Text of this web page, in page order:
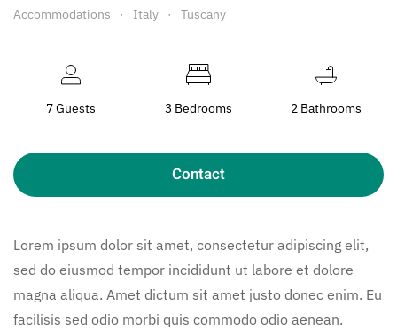
Accommodations Italy Tuscany
7 Guests 3 Bedrooms 2 Bathrooms
Contact
Lorem ipsum dolor sit amet, consectetur adipiscing elit,
sed do eiusmod tempor incididunt ut labore et dolore
magna aliqua. Amet dictum sit amet justo donec enim. Eu
facilisis sed odio morbi quis commodo odio aenean.